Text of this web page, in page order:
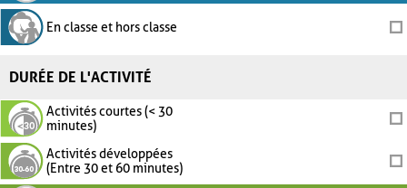
En classe et hors classe
DURÉE DE L'ACTIVITÉ
Activités courtes (< 30
minutes)
Activités développées
(Entre 30 et 60 minutes)